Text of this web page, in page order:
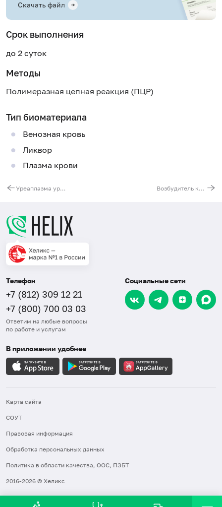
Скачать файл
Срок выполнения
до 2 суток
Методы
Полимеразная цепная реакция (ПЦР)
Тип биоматериала
Венозная кровь
Ликвор
Плазма крови
Уреаплазма уреалитикум (Ureaplasma urealyticum), ДНК [реал-тайм ПЦР] Возбудитель коклюша (Bordetella pertussis), ДНК [реал-тайм ПЦР]
Телефон
+7 (812) 309 12 21
+7 (800) 700 03 03
Ответим на любые вопросы
по работе и услугам
Социальные сети
В приложении удобнее
Карта сайта
СОУТ
Правовая информация
Обработка персональных данных
Политика в области качества, ООС, ПЗБТ
2016-2026 © Хеликс